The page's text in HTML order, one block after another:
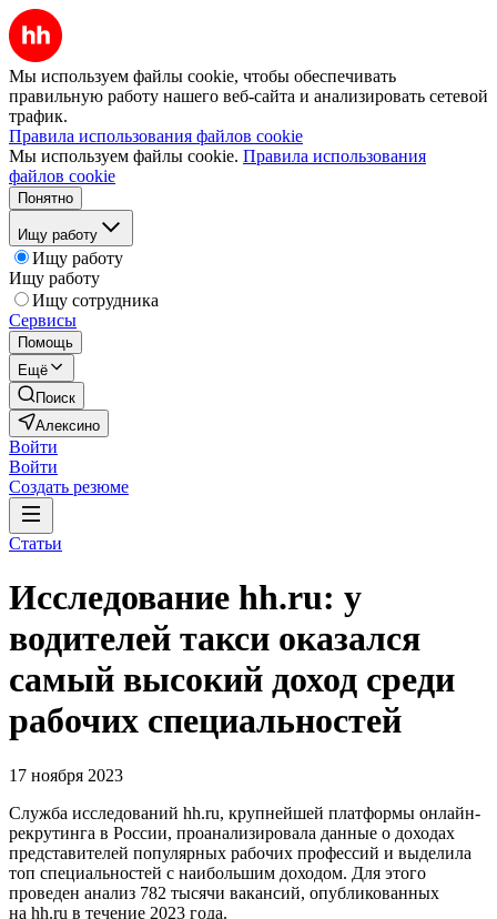
Мы используем файлы cookie, чтобы обеспечивать
правильную работу нашего веб-сайта и анализировать сетевой
трафик.
Правила использования файлов cookie
Мы используем файлы cookie. Правила использования
файлов cookie
Понятно
Ищу работу
Ищу работу
Ищу работу
Ищу сотрудника
Сервисы
Помощь
Ещё
Поиск
Алексино
Войти
Войти
Создать резюме
Статьи
Исследование hh.ru: у
водителей такси оказался
самый высокий доход среди
рабочих специальностей
17 ноября 2023
Служба исследований hh.ru, крупнейшей платформы онлайн-
рекрутинга в России, проанализировала данные о доходах
представителей популярных рабочих профессий и выделила
топ специальностей с наибольшим доходом. Для этого
проведен анализ 782 тысячи вакансий, опубликованных
на hh.ru в течение 2023 года.